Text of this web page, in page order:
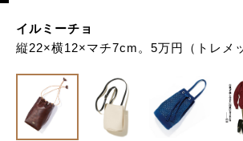
イルミーチョ
縦22×横12×マチ7cm。5万円（トレメ